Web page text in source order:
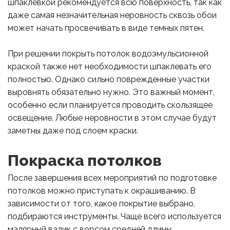
шпаклевкой рекомендуется всю поверхность, так как
даже самая незначительная неровность сквозь обои
может начать просвечивать в виде темных пятен.
При решении покрыть потолок водоэмульсионной
краской также нет необходимости шпаклевать его
полностью. Однако сильно поврежденные участки
выровнять обязательно нужно. Это важный момент,
особенно если планируется проводить скользящее
освещение. Любые неровности в этом случае будут
заметны даже под слоем краски.
Покраска потолков
После завершения всех мероприятий по подготовке
потолков можно приступать к окрашиванию. В
зависимости от того, какое покрытие выбрано,
подбираются инструменты. Чаще всего используется